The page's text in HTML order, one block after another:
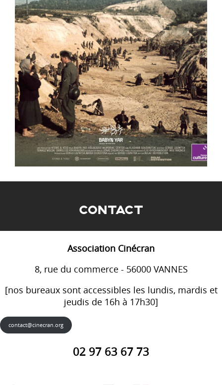
CONTACT
Association Cinécran
8, rue du commerce - 56000 VANNES
[nos bureaux sont accessibles les lundis, mardis et
jeudis de 16h à 17h30]
contact@cinecran.org
02 97 63 67 73